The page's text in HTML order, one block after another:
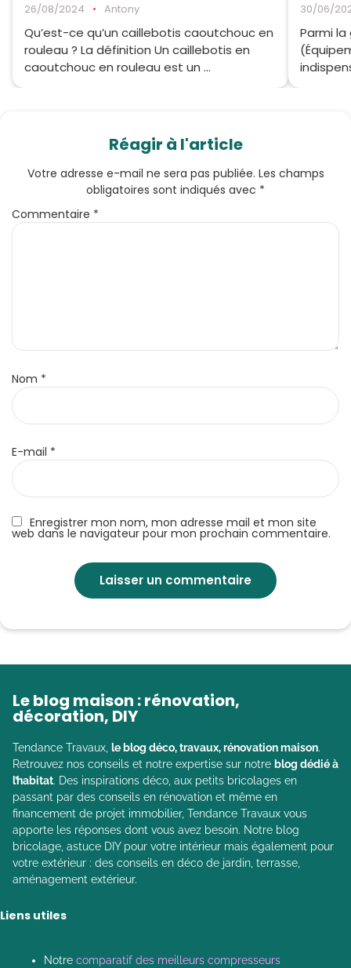
26/08/2024 • Antony
Qu’est-ce qu’un caillebotis caoutchouc en
rouleau ? La définition Un caillebotis en
caoutchouc en rouleau est un ...
30/06/
Parmi la
Réagir à l'article
Enregistrer mon nom, mon adresse mail et mon site
web dans le navigateur pour mon prochain commentaire.
Votre adresse e-mail ne sera pas publiée. Les champs
obligatoires sont indiqués avec *
Commentaire *
Nom *
E-mail *
Le blog maison : rénovation,
décoration, DIY
Tendance Travaux, le blog déco, travaux, rénovation maison.
Retrouvez nos conseils et notre expertise sur notre blog dédié à
l’habitat. Des inspirations déco, aux petits bricolages en
passant par des conseils en rénovation et même en
financement de projet immobilier, Tendance Travaux vous
apporte les réponses dont vous avez besoin. Notre blog
bricolage, astuce DIY pour votre intérieur mais également pour
votre extérieur : des conseils en déco de jardin, terrasse,
aménagement extérieur.
Liens utiles
Notre comparatif des meilleurs compresseurs